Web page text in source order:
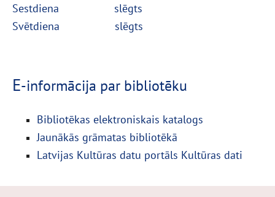
Sestdiena slēgts
Svētdiena slēgts
E-informācija par bibliotēku
Bibliotēkas elektroniskais katalogs
Jaunākās grāmatas bibliotēkā
Latvijas Kultūras datu portāls Kultūras dati